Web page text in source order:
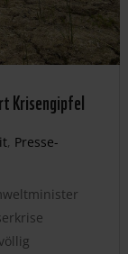
Krisengipfel
, Presse-